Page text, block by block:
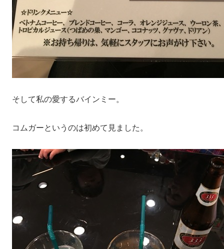
そして私の愛するバインミー。
コムガーというのは初めて見ました。